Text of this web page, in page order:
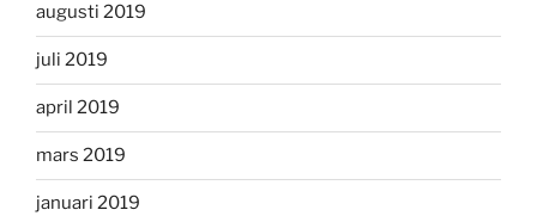
augusti 2019
juli 2019
april 2019
mars 2019
januari 2019